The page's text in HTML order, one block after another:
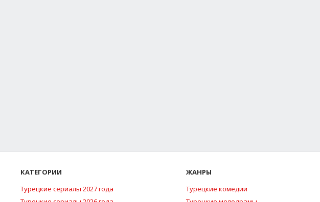
КАТЕГОРИИ
Турецкие сериалы 2027 года
ЖАНРЫ
Турецкие комедии